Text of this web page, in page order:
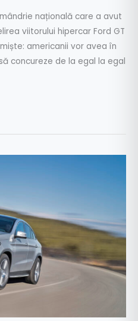
națională care a avut
viitorului hipercar Ford GT
americanii vor avea în
concureze de la egal la egal